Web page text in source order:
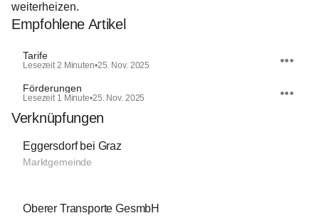
weiterheizen.
Empfohlene Artikel
Tarife
Lesezeit 2 Minuten•25. Nov. 2025
Förderungen
Lesezeit 1 Minute•25. Nov. 2025
Verknüpfungen
Eggersdorf bei Graz
Marktgemeinde
Oberer Transporte GesmbH